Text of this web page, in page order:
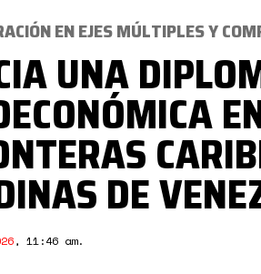
EN EJES MÚLTIPLES Y
UNA
DE
, 11:46 am.